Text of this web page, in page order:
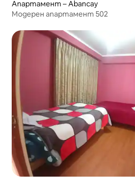
Апартамент – Abancay
Модерен апартамент 502